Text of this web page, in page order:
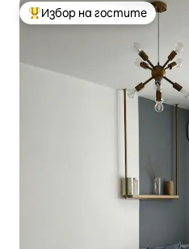
Най-популярен избор на
Избор на гостите